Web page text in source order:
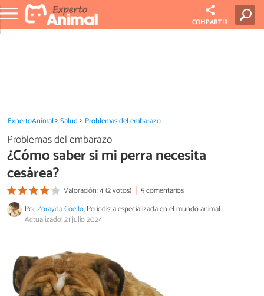
COMPARTIR
ExpertoAnimal Salud Problemas del embarazo
Problemas del embarazo
¿Cómo saber si mi perra necesita
cesárea?
Valoración: 4 (2 votos)
5 comentarios
PorZorayda Coello, Periodista especializada en el mundo animal.
Actualizado: 21 julio 2024